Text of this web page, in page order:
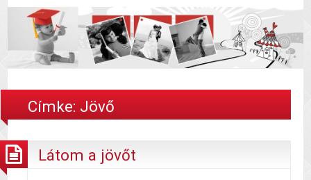
Címke: Jövő
Látom a jövőt